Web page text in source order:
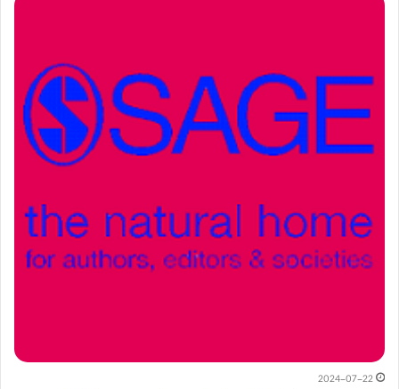
2024-07-22